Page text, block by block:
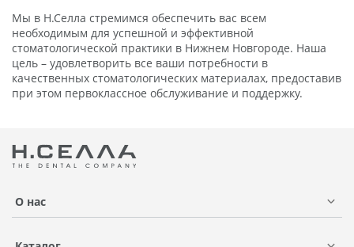
Мы в Н.Селла стремимся обеспечить вас всем
необходимым для успешной и эффективной
стоматологической практики в Нижнем Новгороде. Наша
цель – удовлетворить все ваши потребности в
качественных стоматологических материалах, предоставив
при этом первоклассное обслуживание и поддержку.
О нас